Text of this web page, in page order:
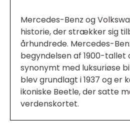
Mercedes-Benz og
historie, der strækker sig
århundrede. Mercedes-
begyndelsen af 1900-
synonymt med luksuriøse
blev grundlagt i 1937 og er
ikoniske Beetle, der satte
verdenskortet.